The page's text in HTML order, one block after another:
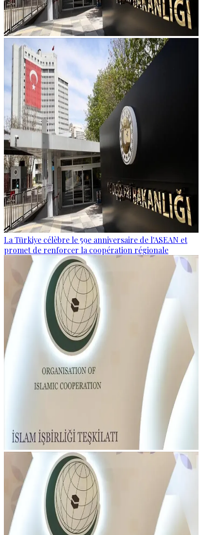
La Türkiye célèbre le 59e anniversaire de l'ASEAN et
promet de renforcer la coopération régionale